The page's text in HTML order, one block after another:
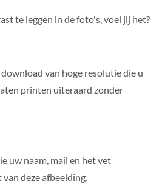
te leggen in de foto's, voel jij het?
van hoge resolutie die u
printen uiteraard zonder
uw naam, mail en het vet
deze afbeelding.